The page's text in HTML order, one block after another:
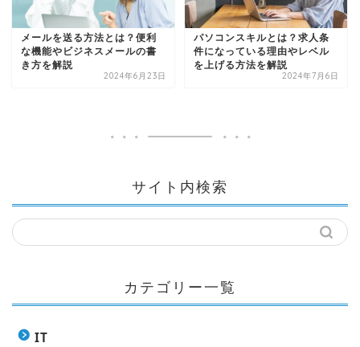
メールを送る方法とは？便利
な機能やビジネスメールの書
き方を解説
2024年6月23日
パソコンスキルとは？求人条
件になっている理由やレベル
を上げる方法を解説
2024年7月6日
サイト内検索
カテゴリー一覧
IT